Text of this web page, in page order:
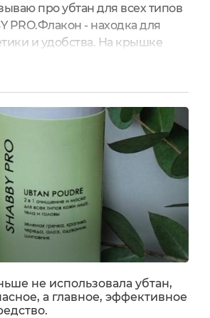
про убтан для всех типов
PRO.Флакон - находка для
и удобства. На крышке
плотно и надёжно.Сифер-
дозировать убтан
даря коже только самое
превращают каждое
в ритуал - дозировать порошок
и без лишних хлопот....
не использовала убтан,
а главное, эффективное